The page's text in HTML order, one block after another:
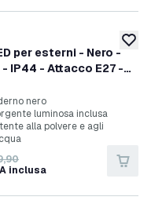
per esterni - Nero -
IP44 - Attacco E27 -
delle recensioni
nero
luminosa inclusa
alla polvere e agli
inclusa